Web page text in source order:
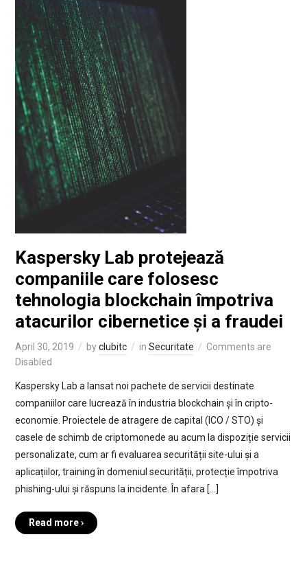
Kaspersky Lab protejează
companiile care folosesc
tehnologia blockchain împotriva
atacurilor cibernetice și a fraudei
April 30, 2019 byclubitc in Securitate
Comments are
Disabled
Kaspersky Lab a lansat noi pachete de servicii destinate
companiilor care lucrează în industria blockchain și în cripto-
economie. Proiectele de atragere de capital (ICO / STO) și
casele de schimb de criptomonede au acum la dispoziție servicii
personalizate, cum ar fi evaluarea securității site-ului și a
aplicațiilor, training în domeniul securității, protecție împotriva
phishing-ului și răspuns la incidente. În afara […]
Read more ›